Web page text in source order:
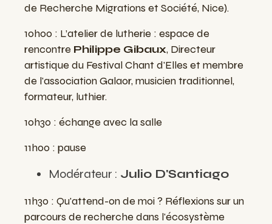
de Recherche Migrations et Société, Nice).
10h00 : L’atelier de lutherie : espace de
rencontre Philippe Gibaux, Directeur
artistique du Festival Chant d'Elles et membre
de l'association Galaor, musicien traditionnel,
formateur, luthier.
10h30 : échange avec la salle
11h00 : pause
Modérateur : Julio D'Santiago
11h30 : Qu'attend-on de moi ? Réflexions sur un
parcours de recherche dans l'écosystème